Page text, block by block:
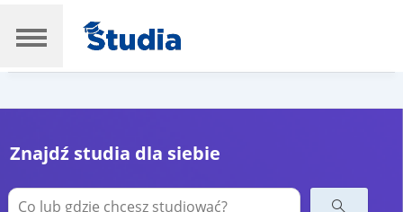
Znajdź studia dla siebie